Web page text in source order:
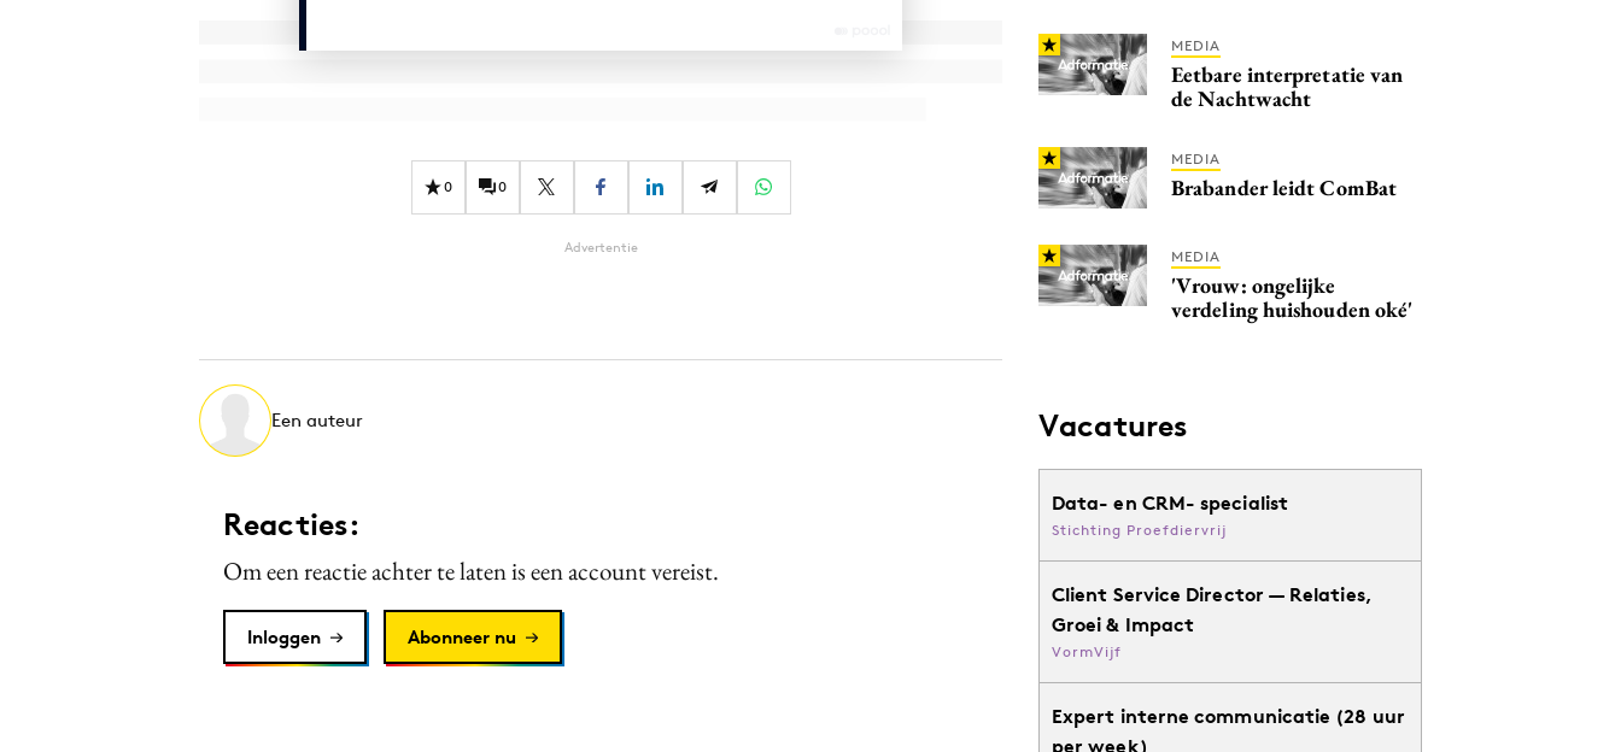
0 0
Advertentie
Een auteur
Reacties:
Om een reactie achter te laten is een account vereist.
Inloggen Abonneer nu
MEDIA
Eetbare interpretatie van
de Nachtwacht
MEDIA
Brabander leidt ComBat
MEDIA
'Vrouw: ongelijke
verdeling huishouden oké'
Vacatures
Data- en CRM- specialist
Stichting Proefdiervrij
Client Service Director — Relaties,
Groei & Impact
VormVijf
Expert interne communicatie (28 uur
per week)